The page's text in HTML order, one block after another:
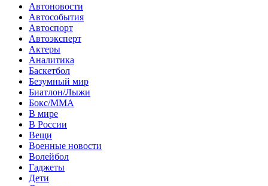
Автоновости
Автособытия
Автоспорт
Автоэксперт
Актеры
Аналитика
Баскетбол
Безумный мир
Биатлон/Лыжи
Бокс/MMA
В мире
В России
Вещи
Военные новости
Волейбол
Гаджеты
Дети